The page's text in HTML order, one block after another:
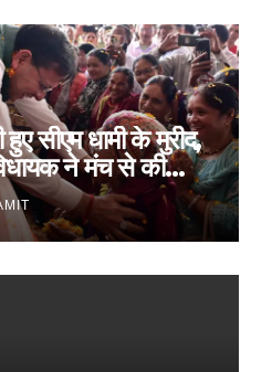
सीएम धामी के मुरीद,
ने मंच से की